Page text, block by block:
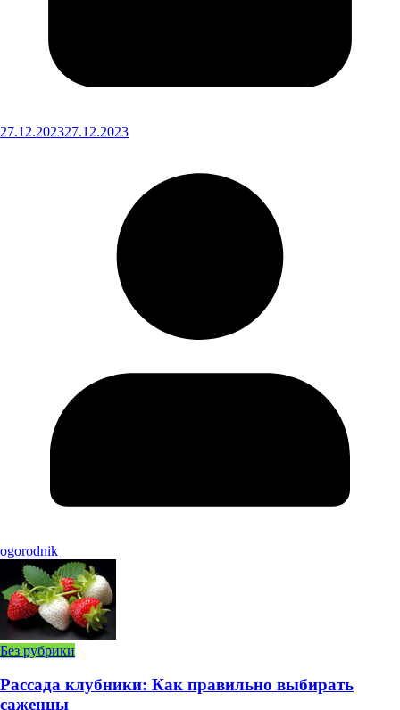
27.12.202327.12.2023
ogorodnik
Без рубрики
Рассада клубники: Как правильно выбирать
саженцы